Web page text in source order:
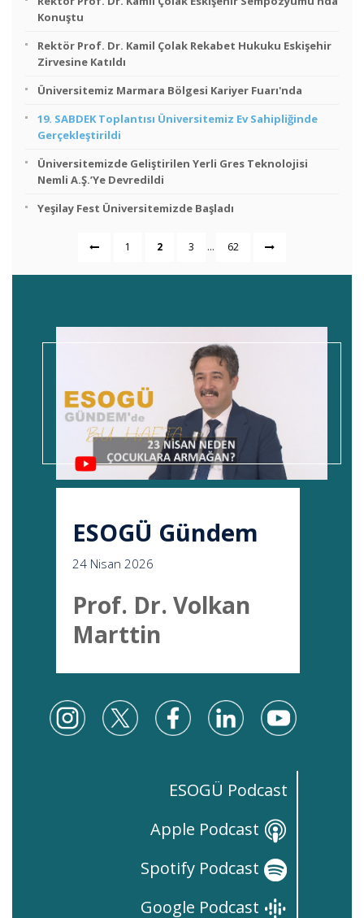
Konuştu
Rektör Prof. Dr. Kamil Çolak Rekabet Hukuku Eskişehir
Zirvesine Katıldı
Üniversitemiz Marmara Bölgesi Kariyer Fuarı'nda
19. SABDEK Toplantısı Üniversitemiz Ev Sahipliğinde
Gerçekleştirildi
Üniversitemizde Geliştirilen Yerli Gres Teknolojisi
Nemli A.Ş.’ye Devredildi
Yeşilay Fest Üniversitemizde Başladı
1 2 3 ... 62
ESOGÜ Gündem
24 Nisan 2026
Prof. Dr. Volkan
Marttin
ESOGÜ Podcast
Apple Podcast
Spotify Podcast
Google Podcast